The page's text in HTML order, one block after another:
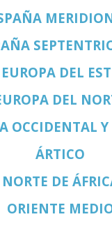
EUROPA DEL
DEL
OCCIDENTAL
ÁRTICO
NORTE DE
ORIENTE